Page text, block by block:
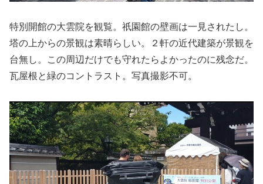
特別開館の大雲院を観覧。祇園館の壁画は一見されたし。
塔の上からの景観は素晴らしい。２軒の近代建築が景観を
台無し。この周辺だけでも守れたらよかったのに残念だ。
瓦屋根と緑のコントラスト。写真撮影不可。